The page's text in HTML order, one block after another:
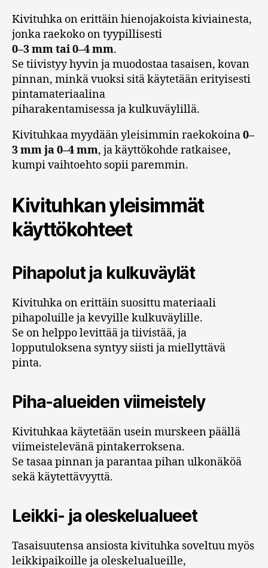
Kivituhka on erittäin hienojakoista kiviainesta,
jonka raekoko on tyypillisesti
0–3 mm tai 0–4 mm.
Se tiivistyy hyvin ja muodostaa tasaisen, kovan
pinnan, minkä vuoksi sitä käytetään erityisesti
pintamateriaalina
piharakentamisessa ja kulkuväylillä.
Kivituhkaa myydään yleisimmin raekokoina0–
3 mm ja 0–4 mm, ja käyttökohde ratkaisee,
kumpi vaihtoehto sopii paremmin.
Kivituhkan yleisimmät
käyttökohteet
Pihapolut ja kulkuväylät
Kivituhka on erittäin suosittu materiaali
pihapoluille ja kevyille kulkuväylille.
Se on helppo levittää ja tiivistää, ja
lopputuloksena syntyy siisti ja miellyttävä
pinta.
Piha-alueiden viimeistely
Kivituhkaa käytetään usein murskeen päällä
viimeistelevänä pintakerroksena.
Se tasaa pinnan ja parantaa pihan ulkonäköä
sekä käytettävyyttä.
Leikki- ja oleskelualueet
Tasaisuutensa ansiosta kivituhka soveltuu myös
leikkipaikoille ja oleskelualueille,